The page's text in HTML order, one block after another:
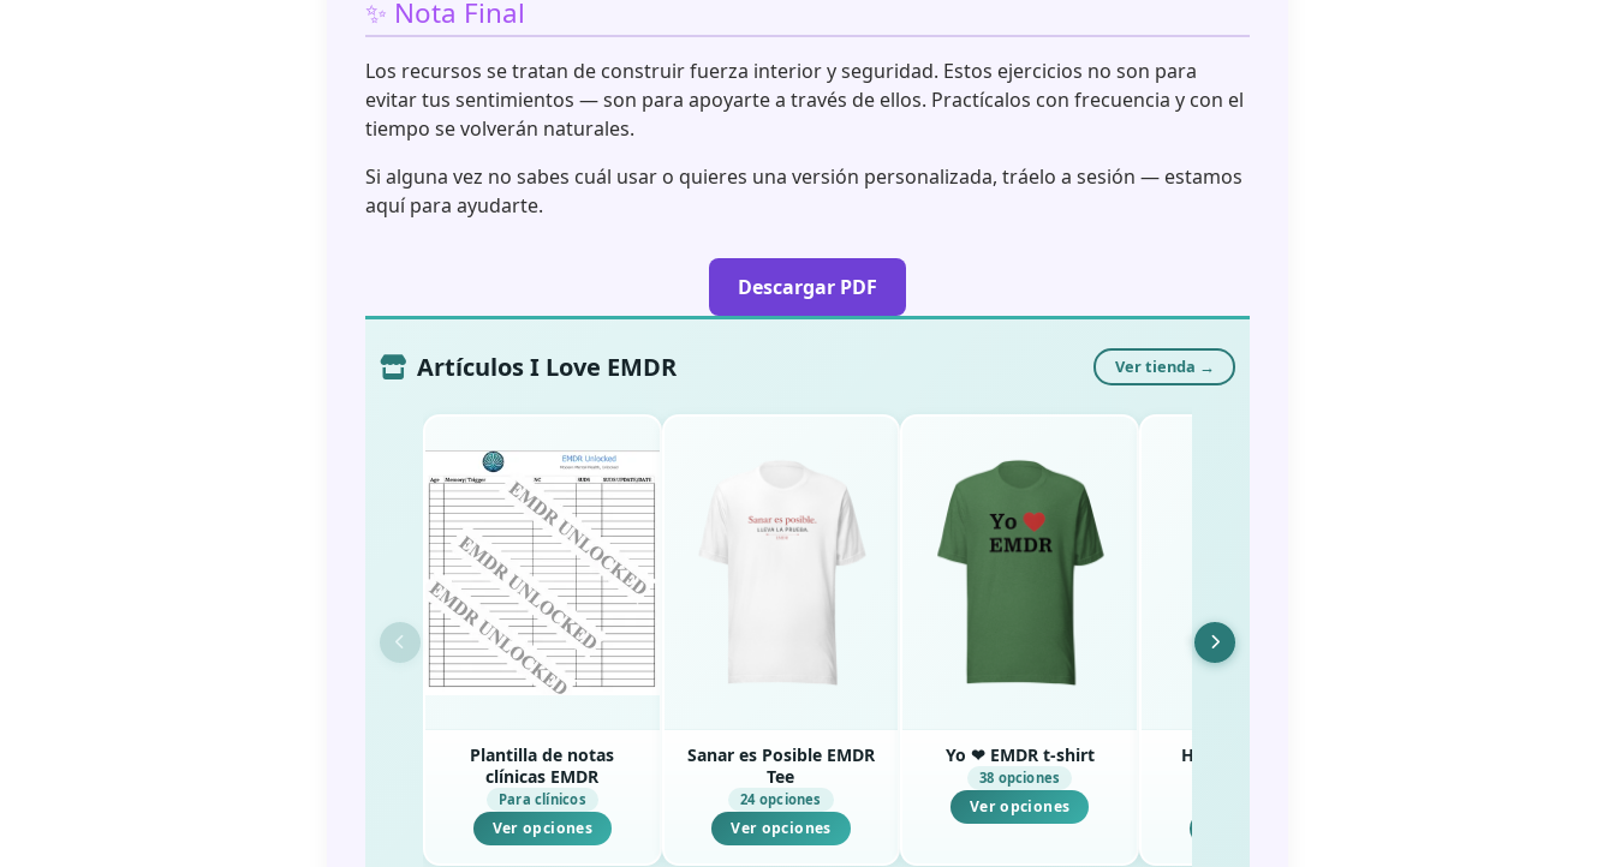
✨ Nota Final
Los recursos se tratan de construir fuerza interior y seguridad. Estos ejercicios no son para
evitar tus sentimientos — son para apoyarte a través de ellos. Practícalos con frecuencia y con el
tiempo se volverán naturales.
Si alguna vez no sabes cuál usar o quieres una versión personalizada, tráelo a sesión — estamos
aquí para ayudarte.
Descargar PDF
Artículos I Love EMDR Ver tienda →
Plantilla de notas
clínicas EMDR
Para clínicos
Ver opciones
Sanar es Posible EMDR
Tee
24 opciones
Ver opciones
Yo ❤ EMDR t-shirt
38 opciones
Ver opciones
Healing is Possible